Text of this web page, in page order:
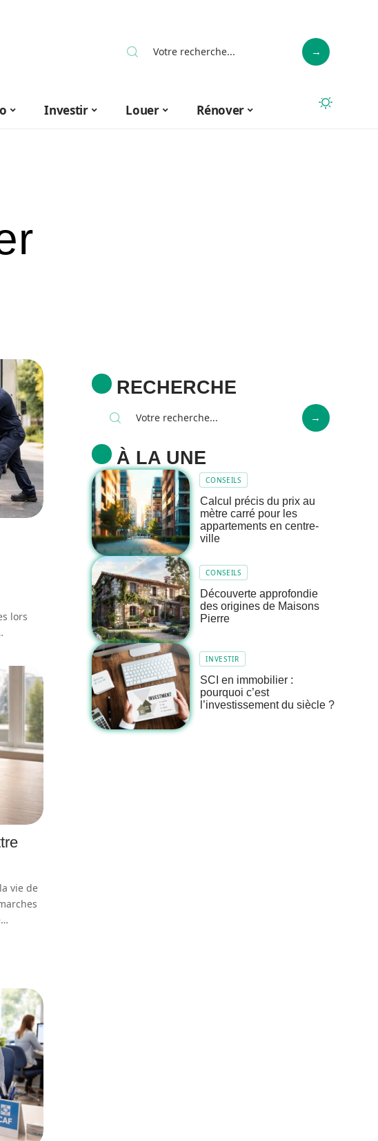
Investir Louer Rénover
lors
vie de
…
RECHERCHE
À LA UNE
CONSEILS
Calcul précis du prix au
mètre carré pour les
appartements en centre-
ville
CONSEILS
Découverte approfondie
des origines de Maisons
Pierre
INVESTIR
SCI en immobilier :
pourquoi c’est
l’investissement du siècle ?